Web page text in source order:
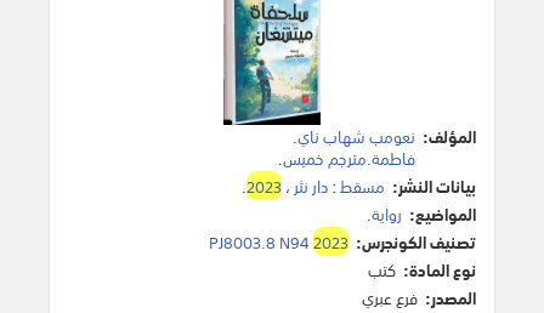
المؤلف: نعومب شهاب ناي.
فاطمة.مترجم خميس.
بيانات النشر: مسقط:دار نثر ،2023
.
المواضيع: رواية.
تصنيف الكونجرس:
PJ8003.8 N942023
نوع المادة: كتب
المصدر: فرع عبري